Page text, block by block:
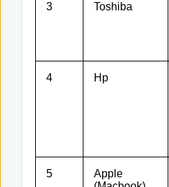
3 Toshiba
4 Hp
5
Apple